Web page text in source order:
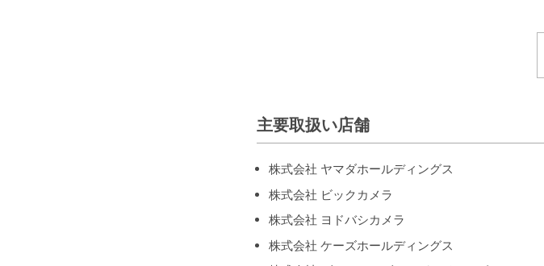
主要取扱い店舗
株式会社 ヤマダホールディングス
株式会社 ビックカメラ
株式会社 ヨドバシカメラ
株式会社 ケーズホールディングス